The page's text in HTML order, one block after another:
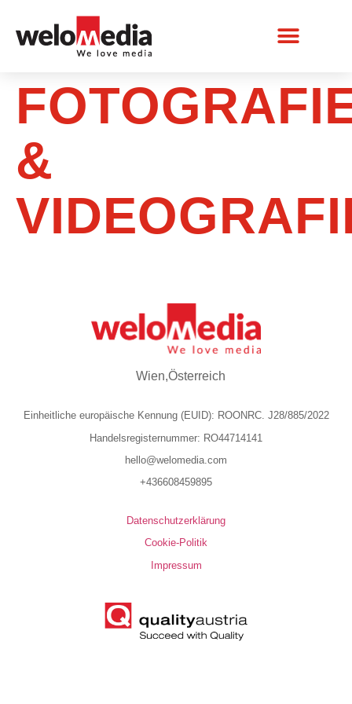
&
Wien,Österreich
Einheitliche europäische Kennung (EUID): ROONRC. J28/885/2022
Handelsregisternummer: RO44714141
hello@welomedia.com
+436608459895
Datenschutzerklärung
Cookie-Politik
Impressum